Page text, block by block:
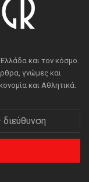
και τον κόσμο.
γνώμες και
και Αθλητικά.